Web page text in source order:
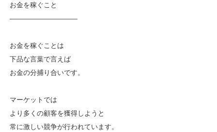
お金を稼ぐこと
——————————
お金を稼ぐことは
下品な言葉で言えば
お金の分捕り合いです。
マーケットでは
より多くの顧客を獲得しようと
常に激しい競争が行われています。